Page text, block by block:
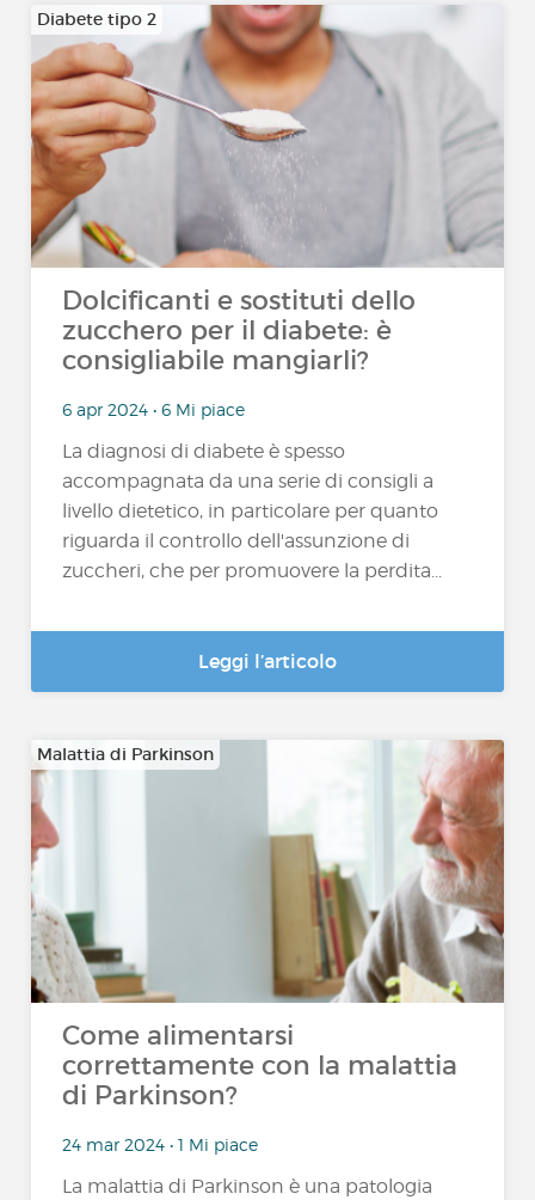
Diabete tipo 2
Dolcificanti e sostituti dello
zucchero per il diabete: è
consigliabile mangiarli?
6 apr 2024 • 6 Mi piace
La diagnosi di diabete è spesso
accompagnata da una serie di consigli a
livello dietetico, in particolare per quanto
riguarda il controllo dell'assunzione di
zuccheri, che per promuovere la perdita...
Leggi l’articolo
Malattia di Parkinson
Come alimentarsi
correttamente con la malattia
di Parkinson?
24 mar 2024 • 1 Mi piace
La malattia di Parkinson è una patologia